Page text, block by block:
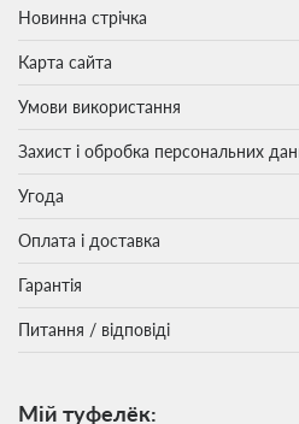
Новинна стрічка
Карта сайта
Умови використання
Захист і обробка персональних
Угода
Оплата і доставка
Гарантія
Питання / відповіді
Мій туфелёк: